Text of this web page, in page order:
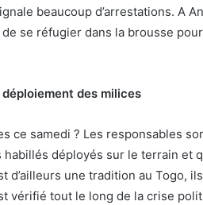
beaucoup d’arrestations. A
se réfugier dans la brousse
des milices
ce samedi ? Les responsables
habillés déployés sur le terrain et
d’ailleurs une tradition au Togo,
vérifié tout le long de la crise